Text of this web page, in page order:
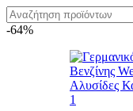
-64%